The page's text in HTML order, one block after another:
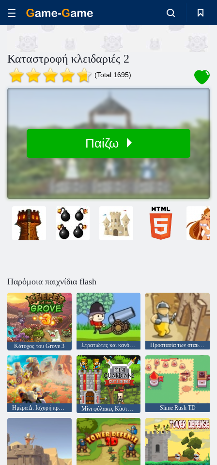
Καταστροφή κλειδαριές 2
(Total 1695)
Παίζω
Παρόμοια παιχνίδια flash
Κάτοχος του Grove 3 Στρατιώτες και κανόνι: Βουνό επίθεση Προστασία των σταυροφόρων
Ημέρα Δ: Ισχυρή προστασία Μίνι φύλακες Κάστρο άμυνας Slime Rush TD